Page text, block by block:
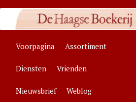
Zelfstandige algemene boekhandel in Den
antroposofie, wenskaarten
Spring
naar
de
Spring
naar
de
Voorpagina Assortiment
Diensten Vrienden
Nieuwsbrief Weblog